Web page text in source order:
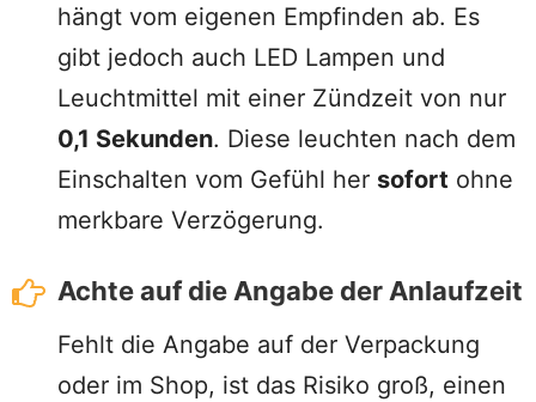
hängt vom eigenen Empfinden ab. Es
gibt jedoch auch LED Lampen und
Leuchtmittel mit einer Zündzeit von nur
0,1 Sekunden. Diese leuchten nach dem
Einschalten vom Gefühl her sofort ohne
merkbare Verzögerung.
Achte auf die Angabe der Anlaufzeit
Fehlt die Angabe auf der Verpackung
oder im Shop, ist das Risiko groß, einen